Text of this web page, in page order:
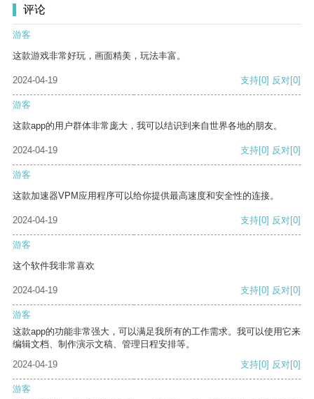
评论
游客
这款游戏非常好玩，画面精美，玩法丰富。
2024-04-19 支持[0] 反对[0]
游客
这款app的用户群体非常庞大，我可以结识到来自世界各地的朋友。
2024-04-19 支持[0] 反对[0]
游客
这款加速器VPM应用程序可以给你提供最高速度和安全性的连接。
2024-04-19 支持[0] 反对[0]
游客
这个软件我非常喜欢
2024-04-19 支持[0] 反对[0]
游客
这款app的功能非常强大，可以满足我所有的工作需求。我可以使用它来
编辑文档、制作演示文稿、管理日程安排等。
2024-04-19
支持[0] 反对[0]
游客